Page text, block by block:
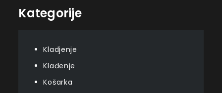
Kategorije
Kladjenje
Klađenje
Košarka